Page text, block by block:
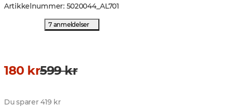
Artikkelnummer: 5020044_AL701
7 anmeldelser
180 kr599 kr
Du sparer 419 kr